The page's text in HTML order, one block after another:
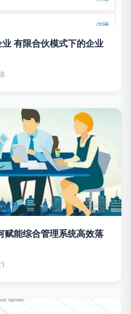
有限合伙模式下的企业
赋能综合管理系统高效落